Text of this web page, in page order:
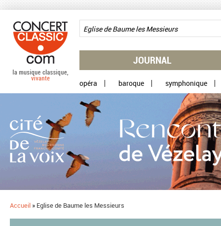
JOURNAL
opéra baroque symphonique
Accueil » Eglise de Baume les Messieurs